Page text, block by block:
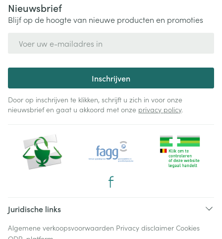
Nieuwsbrief
Blijf op de hoogte van nieuwe producten en promoties
Inschrijven
Door op inschrijven te klikken, schrijft u zich in voor onze
nieuwsbrief en gaat u akkoord met onze privacy policy.
Juridische links
Algemene verkoopsvoorwaarden Privacy disclaimer Cookies